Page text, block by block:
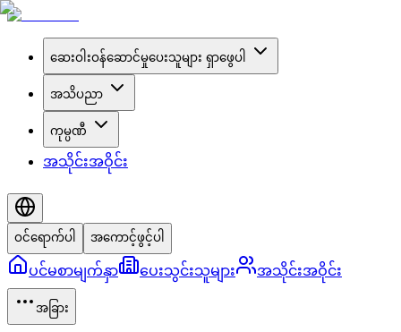
ဆေးဝါးဝန်ဆောင်မှုပေးသူများ ရှာဖွေပါ
အသိပညာ
ကုမ္ပဏီ
အသိုင်းအဝိုင်း
ဝင်ရောက်ပါ အကောင့်ဖွင့်ပါ
ပင်မစာမျက်နှာ ပေးသွင်းသူများ အသိုင်းအဝိုင်း
အခြား